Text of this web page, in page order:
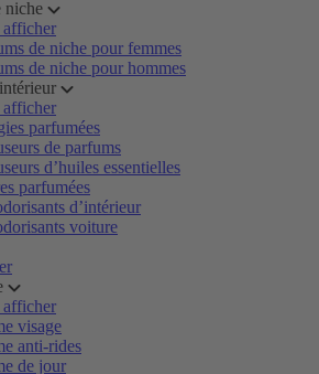
niche
de niche pour femmes
de niche pour hommes
parfumées
de parfums
d’huiles essentielles
parfumées
d’intérieur
voiture
visage
anti-rides
de jour